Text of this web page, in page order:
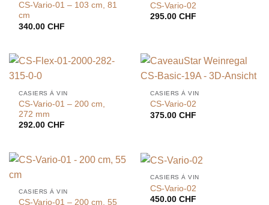
CS-Vario-01 – 103 cm, 81
cm
340.00CHF
CS-Vario-02
295.00CHF
CASIERS À VIN
CS-Vario-01 – 200 cm,
272 mm
292.00CHF
CASIERS À VIN
CS-Vario-02
375.00CHF
CASIERS À VIN
CS-Vario-01 – 200 cm, 55
CASIERS À VIN
CS-Vario-02
450.00CHF